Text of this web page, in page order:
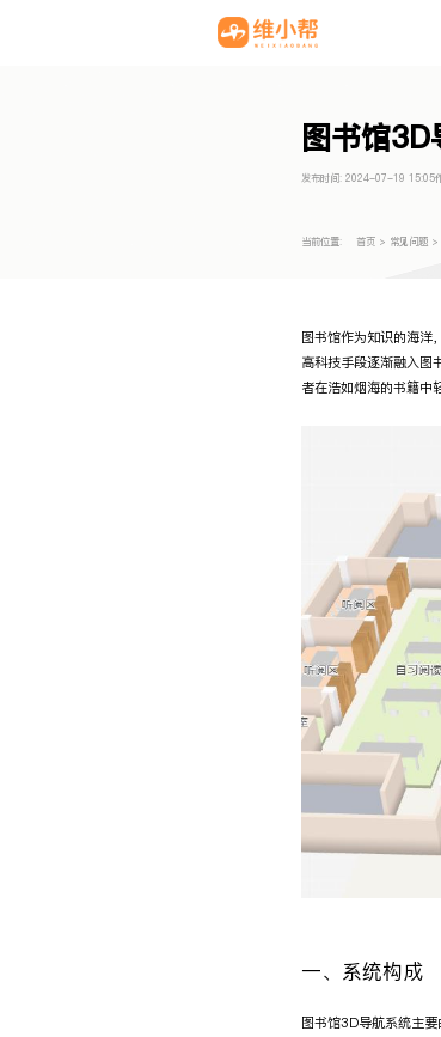
图书馆
发布时间: 2024-07-19 15:05
当前位置: 首页 > 常见问题 >
图书馆作为知识的海洋
高科技手段逐渐融入图
者在浩如烟海的书籍中
一、系统构成
图书馆3D导航系统主